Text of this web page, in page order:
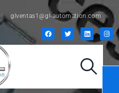
glventas1@gl-automation.com